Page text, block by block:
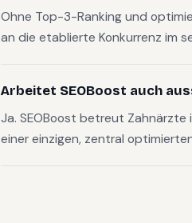
Ohne Top-3-Ranking und
an die etablierte Konkurrenz im
Arbeitet SEOBoost auch
Ja. SEOBoost betreut
einer einzigen, zentral